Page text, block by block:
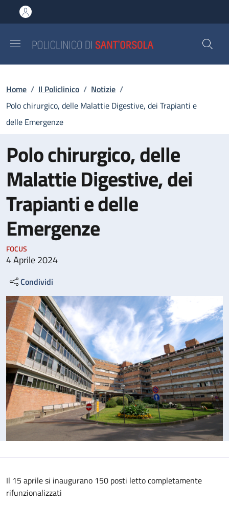
al contenuto principale
to footer content
Briciole di pane
Home / Il Policlinico / Notizie /
Polo chirurgico, delle Malattie Digestive, dei Trapianti e
delle Emergenze
Polo chirurgico, delle
Malattie Digestive, dei
Trapianti e delle
Emergenze
FOCUS
4 Aprile 2024
Condividi
Il 15 aprile si inaugurano 150 posti letto completamente
rifunzionalizzati